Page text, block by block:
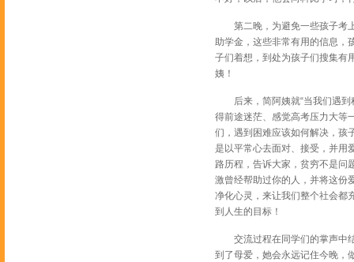
第二晚，为避免一些孩子考上
助学金，这些非常有用的信息，
子们着想，到处为孩子们搜集有
姨！
后来，简阿姨就“当我们遇到
得前途迷茫、感觉高考压力大等
们，遇到困难应该如何解决，孩
是以平常心去面对、接受，并用
路历程，告诉大家，贫穷不是问
激曾经帮助过你的人，并将这份
净化心灵，来让我们整个社会都
到人生的目标！
交流过程在同学们的掌声中结
到了母爱，她会永远记住今晚，